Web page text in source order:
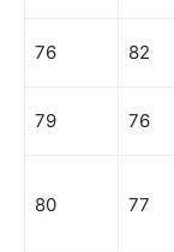
76 82
79 76
80 77